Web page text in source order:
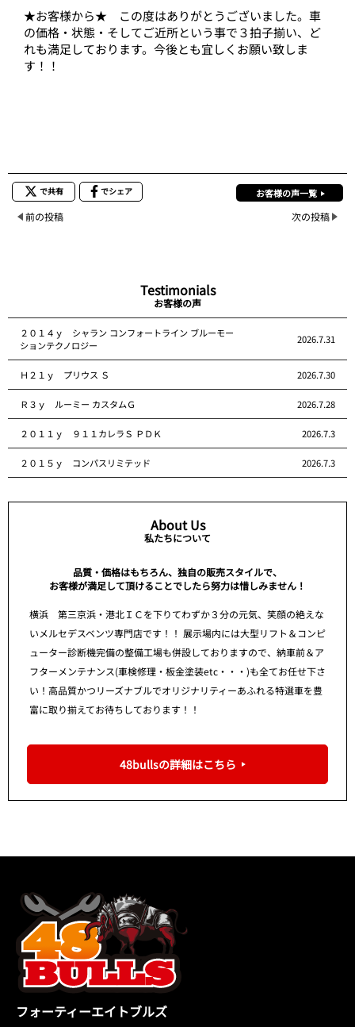
★お客様から★ この度はありがとうございました。車
の価格・状態・そしてご近所という事で３拍子揃い、ど
れも満足しております。今後とも宜しくお願い致しま
す！！
で共有 でシェア お客様の声一覧
前の投稿 次の投稿
Testimonials
お客様の声
２０１４ｙ シャラン コンフォートライン ブルーモー
ションテクノロジー
2026.7.31
Ｈ２１ｙ プリウス Ｓ 2026.7.30
Ｒ３ｙ ルーミー カスタムＧ 2026.7.28
２０１１ｙ ９１１カレラＳ ＰＤＫ 2026.7.3
２０１５ｙ コンパスリミテッド 2026.7.3
About Us
私たちについて
品質・価格はもちろん、独自の販売スタイルで、
お客様が満足して頂けることでしたら努力は惜しみません！
横浜 第三京浜・港北ＩＣを下りてわずか３分の元気、笑顔の絶えな
いメルセデスベンツ専門店です！！ 展示場内には大型リフト＆コンピ
ューター診断機完備の整備工場も併設しておりますので、納車前＆ア
フターメンテナンス(車検修理・板金塗装etc・・・)も全てお任せ下さ
い！高品質かつリーズナブルでオリジナリティーあふれる特選車を豊
富に取り揃えてお待ちしております！！
48bullsの詳細はこちら
フォーティーエイトブルズ